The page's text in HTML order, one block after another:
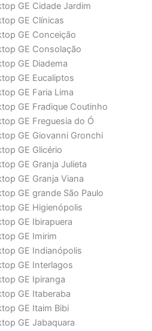
GE Cidade Jardim
GE Clínicas
GE Conceição
GE Consolação
GE Diadema
GE Eucaliptos
GE Faria Lima
GE Fradique Coutinho
GE Freguesia do Ó
GE Giovanni Gronchi
GE Glicério
GE Granja Julieta
GE Granja Viana
GE grande São Paulo
GE Higienópolis
GE Ibirapuera
GE Imirim
GE Indianópolis
GE Interlagos
GE Ipiranga
GE Itaberaba
GE Itaim Bibi
GE Jabaquara